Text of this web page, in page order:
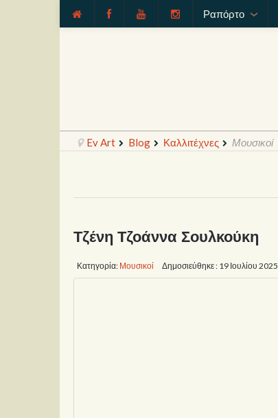
Ραπόρτο
Ev Art Blog Καλλιτέχνες Μουσικοί
Τζένη Τζοάννα Σουλκούκη
Κατηγορία: Μουσικοί Δημοσιεύθηκε : 19 Ιουλίου 2025